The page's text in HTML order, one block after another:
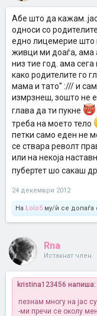
Абе што да
односи со
едно лицемерие што
живци ми доаѓа, ама
низ тие год. ама сега
како родителите го
мама и тато'' :/// и
измрзнеш, зошто не е
глава да ти пукне
треба на моето тело
петки само еден не
се ствара револт
или на некоја
пубертет шо сакаш др.
24 декември 2012
На Lolo5 му/ѝ се допаѓа
Rna
Истакнат член
kristina123456 напиша:
пезнам многу на јас
-ми пречи се околу